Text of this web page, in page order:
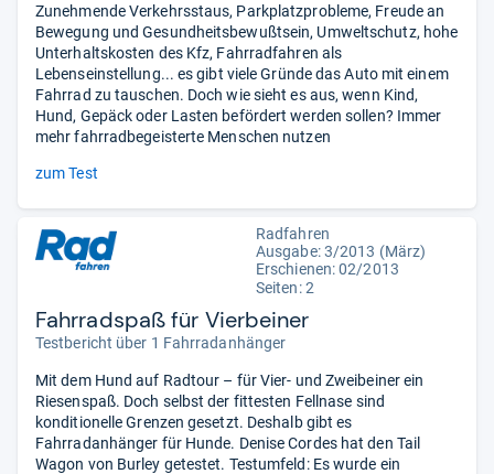
Zunehmende Verkehrsstaus, Parkplatzprobleme, Freude an
Bewegung und Gesundheitsbewußtsein, Umweltschutz, hohe
Unterhaltskosten des Kfz, Fahrradfahren als
Lebenseinstellung... es gibt viele Gründe das Auto mit einem
Fahrrad zu tauschen. Doch wie sieht es aus, wenn Kind,
Hund, Gepäck oder Lasten befördert werden sollen? Immer
mehr fahrradbegeisterte Menschen nutzen
zum Test
Radfahren
Ausgabe: 3/2013 (März)
Erschienen: 02/2013
Seiten: 2
Fahrradspaß für Vierbeiner
Testbericht über 1 Fahrradanhänger
Mit dem Hund auf Radtour – für Vier- und Zweibeiner ein
Riesenspaß. Doch selbst der fittesten Fellnase sind
konditionelle Grenzen gesetzt. Deshalb gibt es
Fahrradanhänger für Hunde. Denise Cordes hat den Tail
Wagon von Burley getestet. Testumfeld: Es wurde ein